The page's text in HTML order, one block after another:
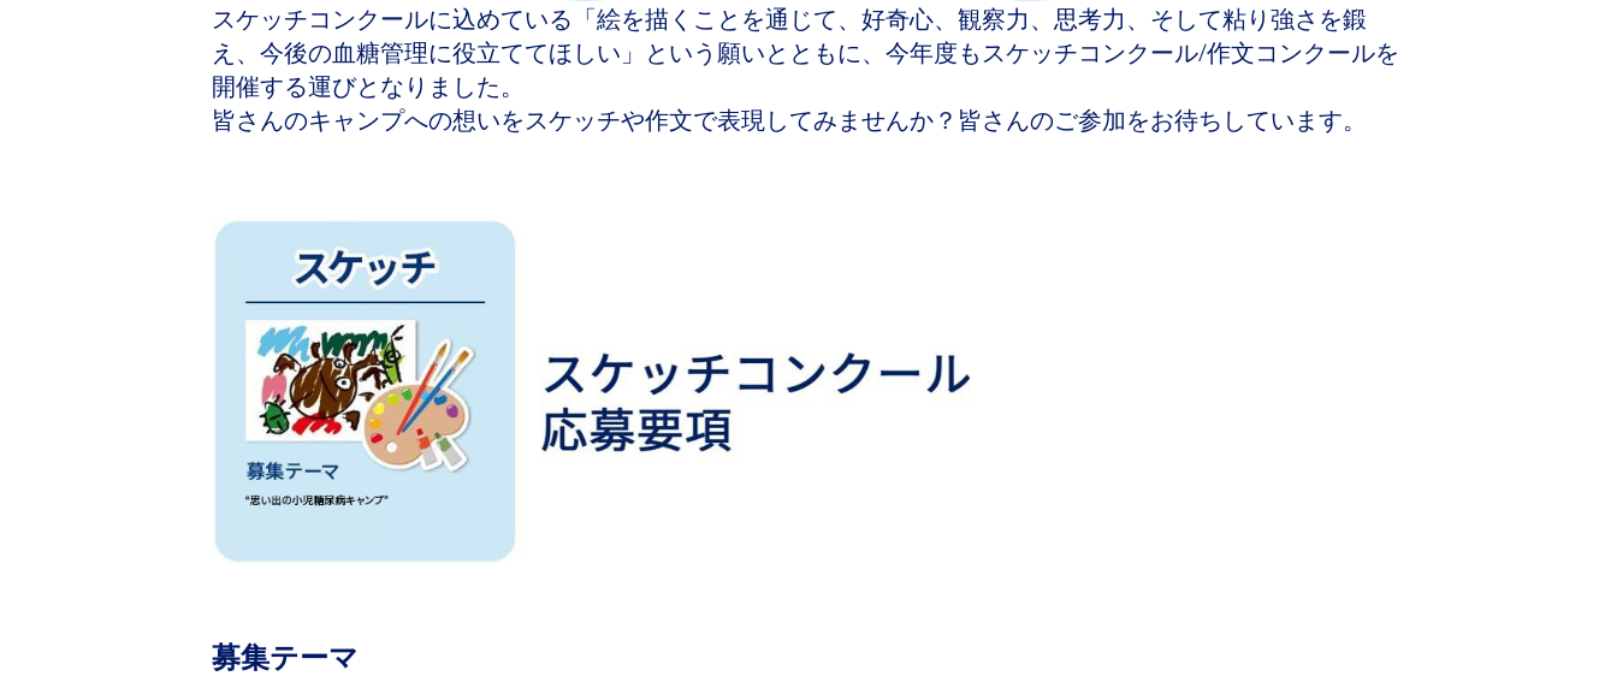
スケッチコンクールに込めている「絵を描くことを通じて、好奇心、観察力、思考力、そして粘り強さを鍛
え、今後の血糖管理に役立ててほしい」という願いとともに、今年度もスケッチコンクール/作文コンクールを
開催する運びとなりました。
皆さんのキャンプへの想いをスケッチや作文で表現してみませんか？皆さんのご参加をお待ちしています。
募集テーマ